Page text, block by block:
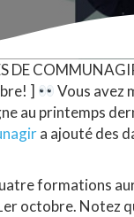
DE
]
Vous avez
au printemps
a ajouté des
formations
octobre. Notez